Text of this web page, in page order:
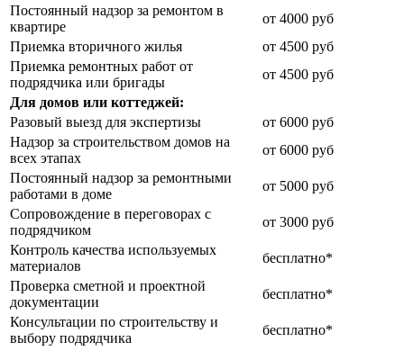
Постоянный надзор за ремонтом в
квартире
от 4000 руб
Приемка вторичного жилья
от 4500 руб
Приемка ремонтных работ от
подрядчика или бригады
от 4500 руб
Для домов или коттеджей:
Разовый выезд для экспертизы
от 6000 руб
Надзор за строительством домов на
всех этапах
от 6000 руб
Постоянный надзор за ремонтными
работами в доме
от 5000 руб
Сопровождение в переговорах с
подрядчиком
от 3000 руб
Контроль качества используемых
материалов
бесплатно*
Проверка сметной и проектной
документации
бесплатно*
Консультации по строительству и
выбору подрядчика
бесплатно*